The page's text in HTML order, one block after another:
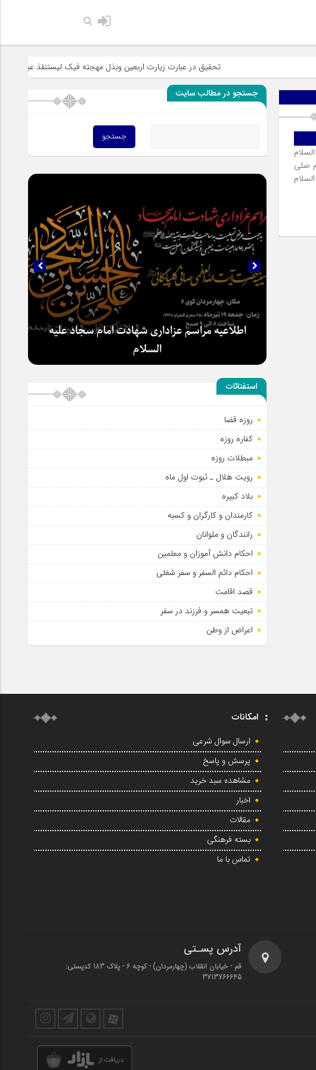
تحقیق در عبارت زیارت اربعین وبذل مهجته فیک لیستنقذ عبادک من الجهاله
صلی
جستجو در مطالب سایت
اطلاعیه مراسم عزاداری شهادت امام سجاد علیه
السلام
استفتائات
روزه قضا
کفاره روزه
مبطلات روزه
رویت هلال ـ ثبوت اول ماه
بلاد کبیره
کارمندان و کارگران و کسبه
رانندگان و ملوانان
احکام دانش آموزان و معلمین
احکام دائم السفر و سفر شغلی
قصد اقامت
تبعیت همسر و فرزند در سفر
اعراض از وطن
امکانات
ارسال سوال شرعی
پرسش و پاسخ
مشاهده سبد خرید
اخبار
مقالات
بسته فرهنگی
تماس با ما
آدرس پسـتی
قم - خیابان انقلاب (چهارمردان)‌ - کوچه 6 - پلاک 183 کدپستی:
3713766645